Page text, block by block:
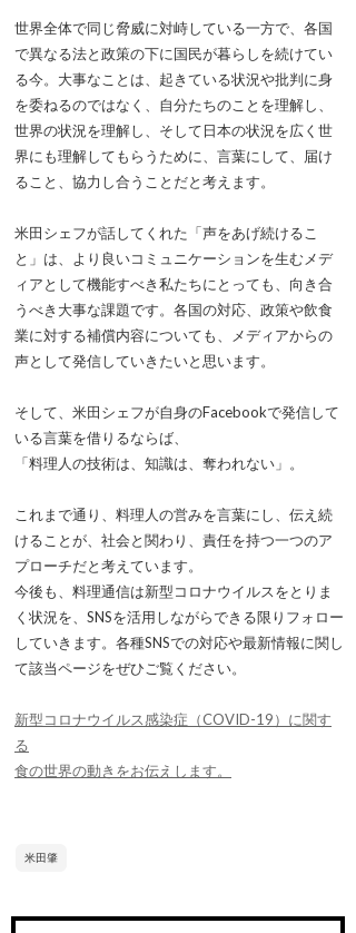
世界全体で同じ脅威に対峙している一方で、各国
で異なる法と政策の下に国民が暮らしを続けてい
る今。大事なことは、起きている状況や批判に身
を委ねるのではなく、自分たちのことを理解し、
世界の状況を理解し、そして日本の状況を広く世
界にも理解してもらうために、言葉にして、届け
ること、協力し合うことだと考えます。
米田シェフが話してくれた「声をあげ続けるこ
と」は、より良いコミュニケーションを生むメデ
ィアとして機能すべき私たちにとっても、向き合
うべき大事な課題です。各国の対応、政策や飲食
業に対する補償内容についても、メディアからの
声として発信していきたいと思います。
そして、米田シェフが自身のFacebookで発信して
いる言葉を借りるならば、
「料理人の技術は、知識は、奪われない」。
これまで通り、料理人の営みを言葉にし、伝え続
けることが、社会と関わり、責任を持つ一つのア
プローチだと考えています。
今後も、料理通信は新型コロナウイルスをとりま
く状況を、SNSを活用しながらできる限りフォロー
していきます。各種SNSでの対応や最新情報に関し
て該当ページをぜひご覧ください。
新型コロナウイルス感染症（COVID-19）に関す
る
食の世界の動きをお伝えします。
米田肇